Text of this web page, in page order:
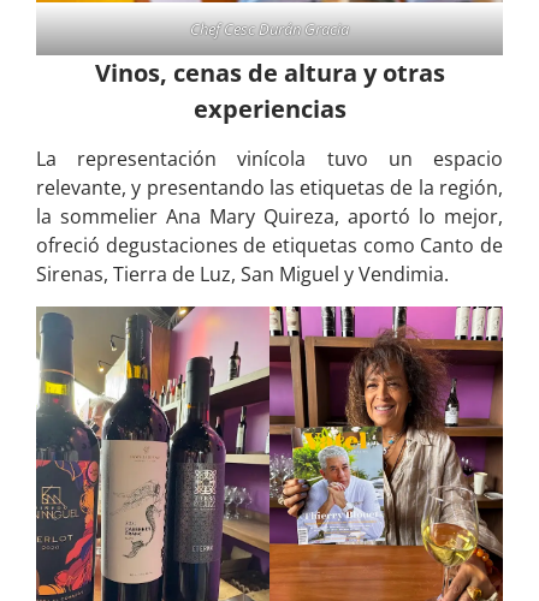
Chef Cesc Durán Gracia
Vinos, cenas de altura y otras
experiencias
La representación vinícola tuvo un espacio
relevante, y presentando las etiquetas de la región,
la sommelier Ana Mary Quireza, aportó lo mejor,
ofreció degustaciones de etiquetas como Canto de
Sirenas, Tierra de Luz, San Miguel y Vendimia.